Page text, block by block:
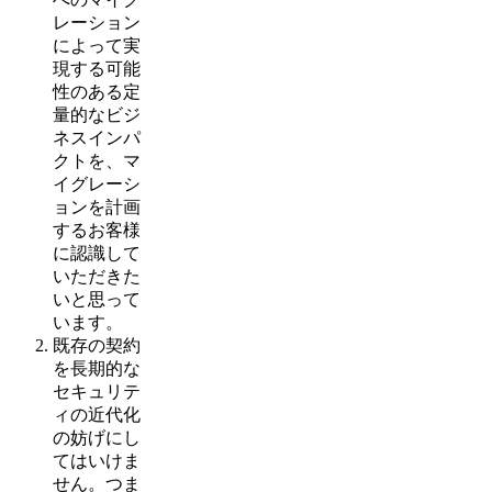
レーション
によって実
現する可能
性のある定
量的なビジ
ネスインパ
クトを、マ
イグレーシ
ョンを計画
するお客様
に認識して
いただきた
いと思って
います。
既存の契約
を長期的な
セキュリテ
ィの近代化
の妨げにし
てはいけま
せん。つま